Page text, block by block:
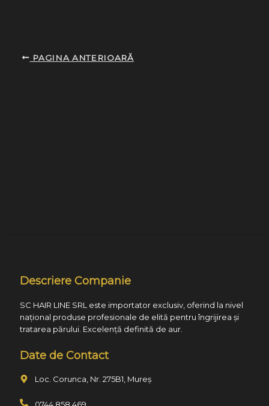
PAGINA ANTERIOARĂ
Descriere Companie
SC HAIR LINE SRL este importator exclusiv, oferind la nivel
național produse profesionale de elită pentru îngrijirea și
tratarea părului. Excelență definită de aur.
Date de Contact
Loc. Corunca, Nr. 275B1, Mureș